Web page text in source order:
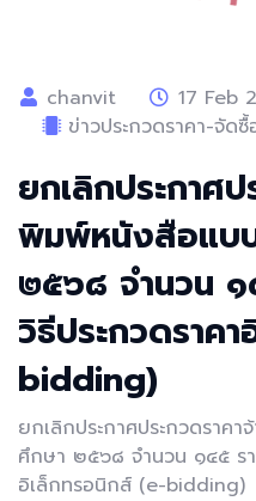
chanvit
17 Feb
ข่าวประกวดราคา-จัด
ยกเลิกประกาศ
พิมพ์หนังสือแบ
๒๕๖๘ จำนวน
วิธีประกวดราค
bidding)
ยกเลิกประกาศประกวดราค
ศึกษา ๒๕๖๘ จำนวน ๑๔๕ ร
อิเล็กทรอนิกส์ (e-bidding)